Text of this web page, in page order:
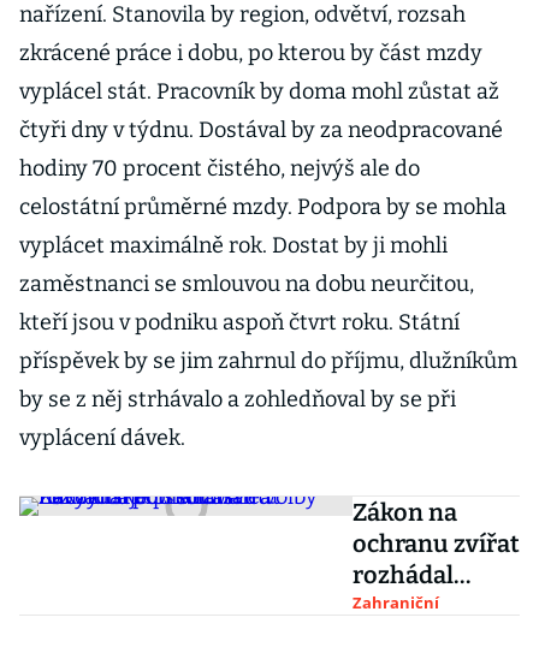
nařízení. Stanovila by region, odvětví, rozsah
zkrácené práce i dobu, po kterou by část mzdy
vyplácel stát. Pracovník by doma mohl zůstat až
čtyři dny v týdnu. Dostával by za neodpracované
hodiny 70 procent čistého, nejvýš ale do
celostátní průměrné mzdy. Podpora by se mohla
vyplácet maximálně rok. Dostat by ji mohli
zaměstnanci se smlouvou na dobu neurčitou,
kteří jsou v podniku aspoň čtvrt roku. Státní
příspěvek by se jim zahrnul do příjmu, dlužníkům
by se z něj strhávalo a zohledňoval by se při
vyplácení dávek.
Zákon na
ochranu zvířat
rozhádal
polskou vládu.
Zahraniční